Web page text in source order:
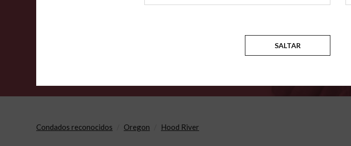
Condados reconocidos Oregon Hood River
SALTAR